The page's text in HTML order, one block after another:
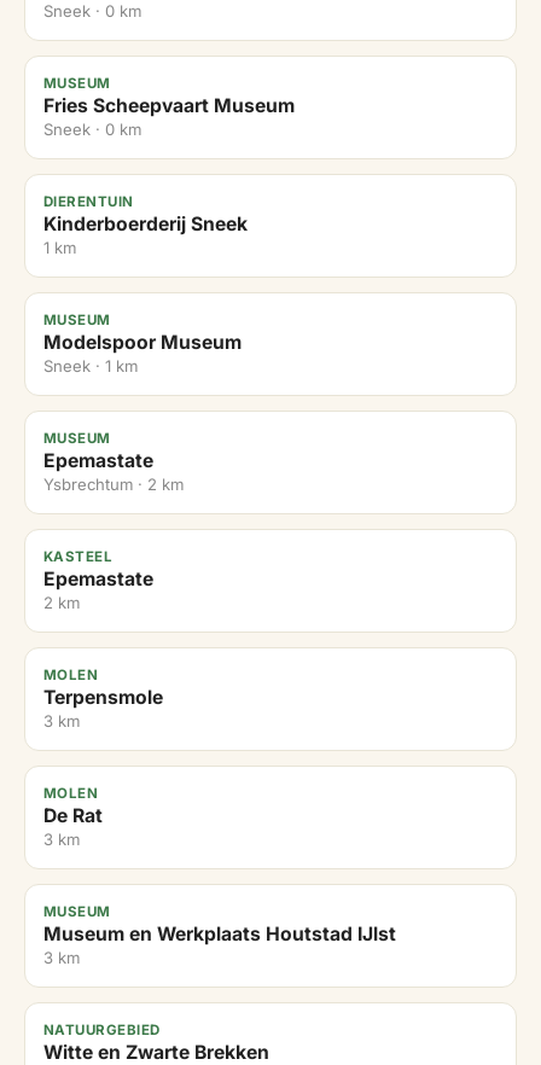
Sneek · 0 km
MUSEUM
Fries Scheepvaart Museum
Sneek · 0 km
DIERENTUIN
Kinderboerderij Sneek
1 km
MUSEUM
Modelspoor Museum
Sneek · 1 km
MUSEUM
Epemastate
Ysbrechtum · 2 km
KASTEEL
Epemastate
2 km
MOLEN
Terpensmole
3 km
MOLEN
De Rat
3 km
MUSEUM
Museum en Werkplaats Houtstad IJlst
3 km
NATUURGEBIED
Witte en Zwarte Brekken